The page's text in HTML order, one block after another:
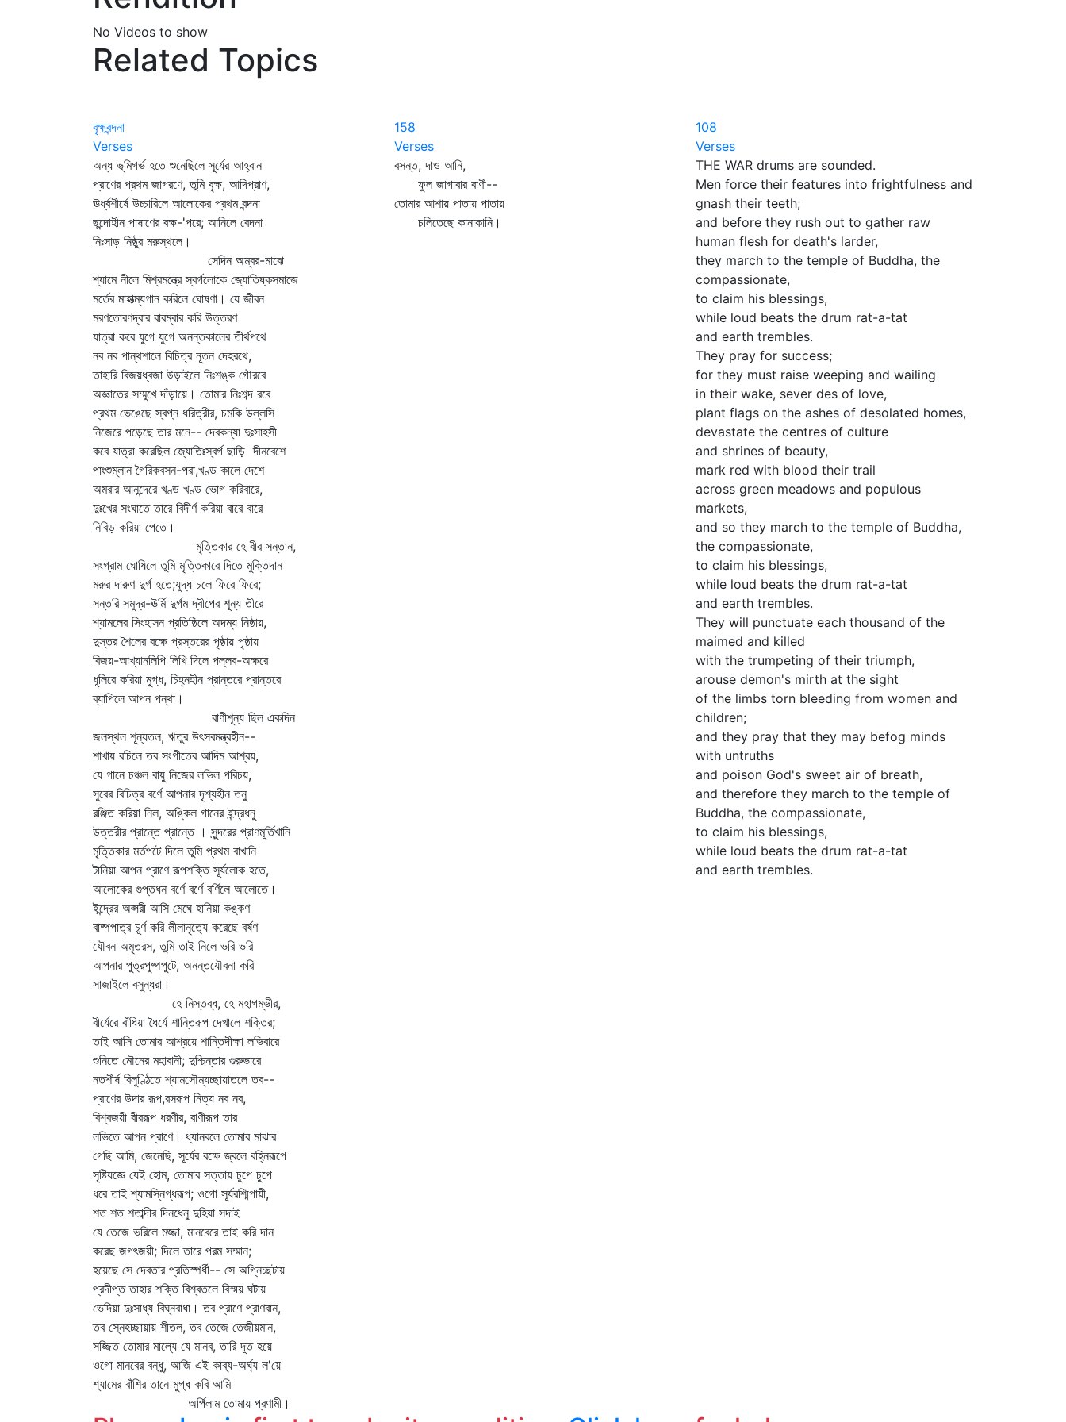
No Videos to show
Related Topics
বৃক্ষবন্দনা
Verses
অন্ধ ভূমিগর্ভ হতে শুনেছিলে সূর্যের আহ্বান
প্রাণের প্রথম জাগরণে, তুমি বৃক্ষ, আদিপ্রাণ,
ঊর্ধ্বশীর্ষে উচ্চারিলে আলোকের প্রথম বন্দনা
ছন্দোহীন পাষাণের বক্ষ-'পরে; আনিলে বেদনা
নিঃসাড় নিষ্ঠুর মরুস্থলে।
সেদিন অম্বর-মাঝে
শ্যামে নীলে মিশ্রমন্ত্রে স্বর্গলোকে জ্যোতিষ্কসমাজে
মর্তের মাহাত্ম্যগান করিলে ঘোষণা। যে জীবন
মরণতোরণদ্বার বারম্বার করি উত্তরণ
যাত্রা করে যুগে যুগে অনন্তকালের তীর্থপথে
নব নব পান্থশালে বিচিত্র নূতন দেহরথে,
তাহারি বিজয়ধ্বজা উড়াইলে নিঃশঙ্ক গৌরবে
অজ্ঞাতের সম্মুখে দাঁড়ায়ে। তোমার নিঃশব্দ রবে
প্রথম ভেঙেছে স্বপ্ন ধরিত্রীর, চমকি উল্লসি
নিজেরে পড়েছে তার মনে-- দেবকন্যা দুঃসাহসী
কবে যাত্রা করেছিল জ্যোতিঃস্বর্গ ছাড়ি দীনবেশে
পাংশুম্লান গৈরিকবসন-পরা,খণ্ড কালে দেশে
অমরার আনন্দেরে খণ্ড খণ্ড ভোগ করিবারে,
দুঃখের সংঘাতে তারে বিদীর্ণ করিয়া বারে বারে
নিবিড় করিয়া পেতে।
মৃত্তিকার হে বীর সন্তান,
সংগ্রাম ঘোষিলে তুমি মৃত্তিকারে দিতে মুক্তিদান
মরুর দারুণ দুর্গ হতে;যুদ্ধ চলে ফিরে ফিরে;
সন্তরি সমুদ্র-ঊর্মি দুর্গম দ্বীপের শূন্য তীরে
শ্যামলের সিংহাসন প্রতিষ্ঠিলে অদম্য নিষ্ঠায়,
দুস্তর শৈলের বক্ষে প্রস্তরের পৃষ্ঠায় পৃষ্ঠায়
বিজয়-আখ্যানলিপি লিখি দিলে পল্লব-অক্ষরে
ধূলিরে করিয়া মু্‌গ্ধ, চিহ্নহীন প্রান্তরে প্রান্তরে
ব্যাপিলে আপন পন্থা।
বাণীশূন্য ছিল একদিন
জলস্থল শূন্যতল, ঋতুর উৎসবমন্ত্রহীন--
শাখায় রচিলে তব সংগীতের আদিম আশ্রয়,
যে গানে চঞ্চল বায়ু নিজের লভিল পরিচয়,
সুরের বিচিত্র বর্ণে আপনার দৃশ্যহীন তনু
রঞ্জিত করিয়া নিল, অঙ্কিল গানের ইন্দ্রধনু
উত্তরীর প্রান্তে প্রান্তে । সুন্দরের প্রাণমূর্তিখানি
মৃত্তিকার মর্তপটে দিলে তুমি প্রথম বাখানি
টানিয়া আপন প্রাণে রূপশক্তি সূর্যলোক হতে,
আলোকের গুপ্তধন বর্ণে বর্ণে বর্ণিলে আলোতে।
ইন্দ্রের অপ্সরী আসি মেঘে হানিয়া কঙ্কণ
বাষ্পপাত্র চূর্ণ করি লীলানৃত্যে করেছে বর্ষণ
যৌবন অমৃতরস, তুমি তাই নিলে ভরি ভরি
আপনার পুত্রপুষ্পপুটে, অনন্তযৌবনা করি
সাজাইলে বসুন্ধরা।
হে নিস্তব্ধ, হে মহাগম্ভীর,
বীর্যেরে বাঁধিয়া ধৈর্যে শান্তিরূপ দেখালে শক্তির;
তাই আসি তোমার আশ্রয়ে শান্তিদীক্ষা লভিবারে
শুনিতে মৌনের মহাবানী; দুশ্চিন্তার গুরুভারে
নতশীর্ষ বিলুণ্ঠিতে শ্যামসৌম্যচ্ছায়াতলে তব--
প্রাণের উদার রূপ,রসরূপ নিত্য নব নব,
বিশ্বজয়ী বীররূপ ধরণীর, বাণীরূপ তার
লভিতে আপন প্রাণে। ধ্যানবলে তোমার মাঝার
গেছি আমি, জেনেছি, সূর্যের বক্ষে জ্বলে বহ্নিরূপে
সৃষ্টিযজ্ঞে যেই হোম, তোমার সত্তায় চুপে চুপে
ধরে তাই শ্যামস্নিগ্ধরূপ; ওগো সূর্যরশ্মিপায়ী,
শত শত শতাব্দীর দিনধেনু দুহিয়া সদাই
যে তেজে ভরিলে মজ্জা, মানবেরে তাই করি দান
করেছ জগৎজয়ী; দিলে তারে পরম সম্মান;
হয়েছে সে দেবতার প্রতিস্পর্ধী-- সে অগ্নিচ্ছটায়
প্রদীপ্ত তাহার শক্তি বিশ্বতলে বিস্ময় ঘটায়
ভেদিয়া দুঃসাধ্য বিঘ্নবাধা। তব প্রাণে প্রাণবান,
তব স্নেহচ্ছায়ায় শীতল, তব তেজে তেজীয়মান,
সজ্জিত তোমার মাল্যে যে মানব, তারি দূত হয়ে
ওগো মানবের বন্ধু, আজি এই কাব্য-অর্ঘ্য ল'য়ে
শ্যামের বাঁশির তানে মুগ্ধ কবি আমি
অর্পিলাম তোমায় প্রণামী।
158
Verses
বসন্ত, দাও আনি,
ফুল জাগাবার বাণী--
তোমার আশায় পাতায় পাতায়
চলিতেছে কানাকানি।
108
Verses
THE WAR drums are sounded.
Men force their features into frightfulness and
gnash their teeth;
and before they rush out to gather raw
human flesh for death's larder,
they march to the temple of Buddha, the
compassionate,
to claim his blessings,
while loud beats the drum rat-a-tat
and earth trembles.
They pray for success;
for they must raise weeping and wailing
in their wake, sever des of love,
plant flags on the ashes of desolated homes,
devastate the centres of culture
and shrines of beauty,
mark red with blood their trail
across green meadows and populous
markets,
and so they march to the temple of Buddha,
the compassionate,
to claim his blessings,
while loud beats the drum rat-a-tat
and earth trembles.
They will punctuate each thousand of the
maimed and killed
with the trumpeting of their triumph,
arouse demon's mirth at the sight
of the limbs torn bleeding from women and
children;
and they pray that they may befog minds
with untruths
and poison God's sweet air of breath,
and therefore they march to the temple of
Buddha, the compassionate,
to claim his blessings,
while loud beats the drum rat-a-tat
and earth trembles.